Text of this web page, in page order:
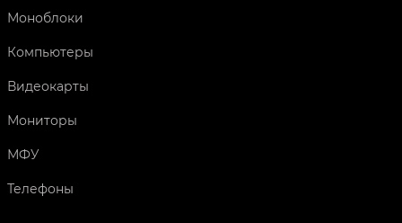
Моноблоки
Компьютеры
Видеокарты
Мониторы
МФУ
Телефоны